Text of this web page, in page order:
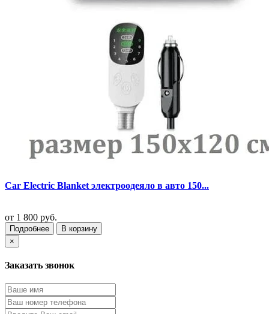
Car Electric Blanket электроодеяло в авто 150...
от 1 800 руб.
Подробнее
В корзину
×
Заказать звонок